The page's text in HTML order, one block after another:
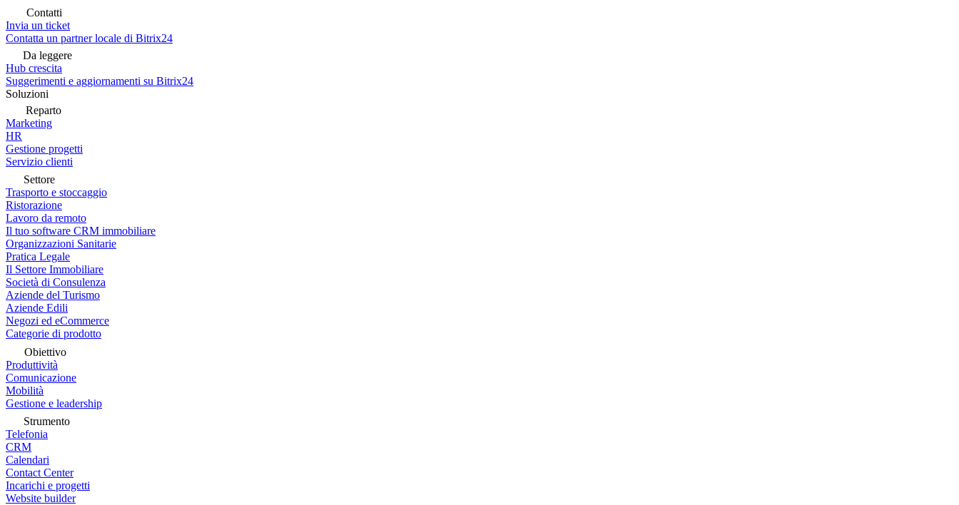
Contatti
Invia un ticket
Contatta un partner locale di Bitrix24
Da leggere
Hub crescita
Suggerimenti e aggiornamenti su Bitrix24
Soluzioni
Reparto
Marketing
HR
Gestione progetti
Servizio clienti
Settore
Trasporto e stoccaggio
Ristorazione
Lavoro da remoto
Il tuo software CRM immobiliare
Organizzazioni Sanitarie
Pratica Legale
Il Settore Immobiliare
Società di Consulenza
Aziende del Turismo
Aziende Edili
Negozi ed eCommerce
Categorie di prodotto
Obiettivo
Produttività
Comunicazione
Mobilità
Gestione e leadership
Strumento
Telefonia
CRM
Calendari
Contact Center
Incarichi e progetti
Website builder